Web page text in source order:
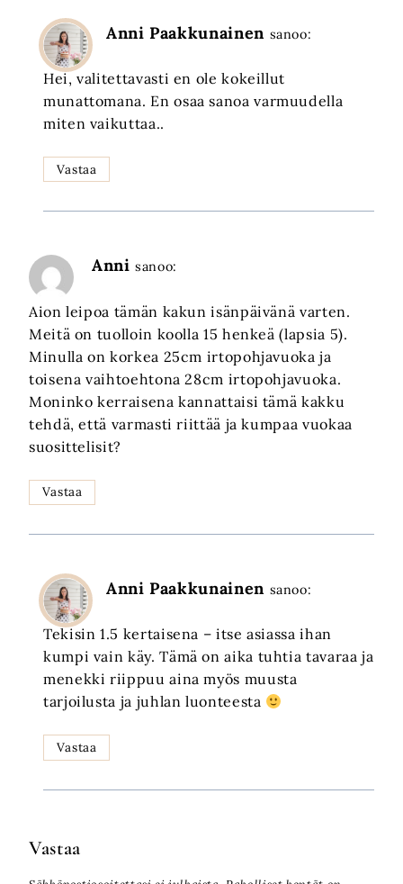
Anni Paakkunainen sanoo:
Hei, valitettavasti en ole kokeillut
munattomana. En osaa sanoa varmuudella
miten vaikuttaa..
Vastaa
Anni sanoo:
Aion leipoa tämän kakun isänpäivänä varten.
Meitä on tuolloin koolla 15 henkeä (lapsia 5).
Minulla on korkea 25cm irtopohjavuoka ja
toisena vaihtoehtona 28cm irtopohjavuoka.
Moninko kerraisena kannattaisi tämä kakku
tehdä, että varmasti riittää ja kumpaa vuokaa
suosittelisit?
Vastaa
Anni Paakkunainen sanoo:
Tekisin 1.5 kertaisena – itse asiassa ihan
kumpi vain käy. Tämä on aika tuhtia tavaraa ja
menekki riippuu aina myös muusta
tarjoilusta ja juhlan luonteesta
Vastaa
Vastaa